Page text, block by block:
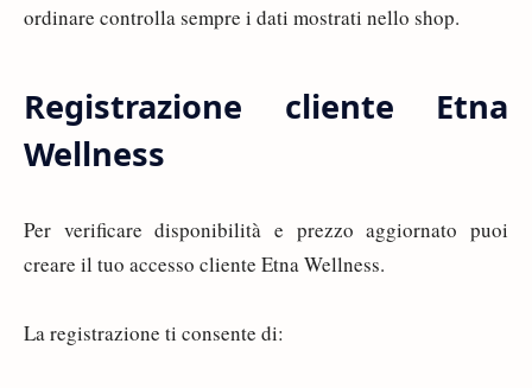
ordinare controlla sempre i dati mostrati nello shop.
Registrazione cliente Etna
Wellness
Per verificare disponibilità e prezzo aggiornato puoi
creare il tuo accesso cliente Etna Wellness.
La registrazione ti consente di: